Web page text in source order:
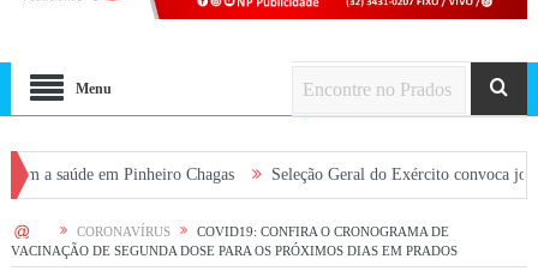
Menu
em Pinheiro Chagas Seleção Geral do Exército convoca jovens
HOME CORONAVÍRUS
COVID19: CONFIRA O CRONOGRAMA DE
VACINAÇÃO DE SEGUNDA DOSE PARA OS PRÓXIMOS DIAS EM PRADOS